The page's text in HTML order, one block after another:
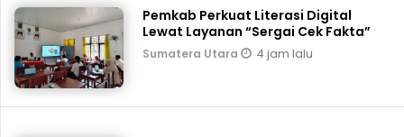
Pemkab Perkuat Literasi Digital
Lewat Layanan “Sergai Cek Fakta”
Sumatera Utara 4 jam lalu